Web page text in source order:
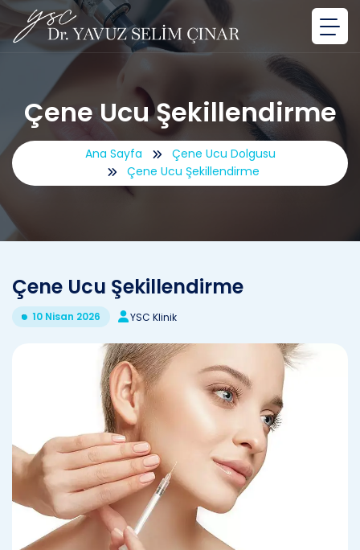
Çene Ucu Şekillendirme
Ana Sayfa
Çene Ucu Dolgusu
Çene Ucu Şekillendirme
Çene Ucu Şekillendirme
10 Nisan 2026 YSC Klinik